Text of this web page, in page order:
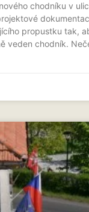
chodníku v
propustku tak,
veden chodník.